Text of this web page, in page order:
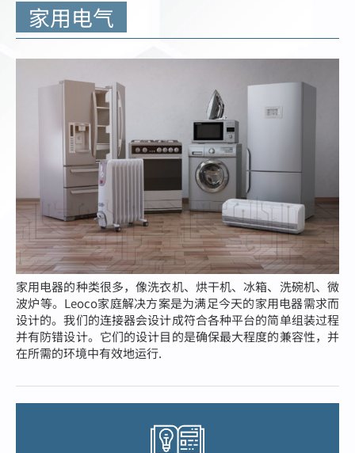
家用电气
家用电器的种类很多，像洗衣机、烘干机、冰箱、洗碗机、微
波炉等。Leoco家庭解决方案是为满足今天的家用电器需求而
设计的。我们的连接器会设计成符合各种平台的简单组装过程
并有防错设计。它们的设计目的是确保最大程度的兼容性，并
在所需的环境中有效地运行.